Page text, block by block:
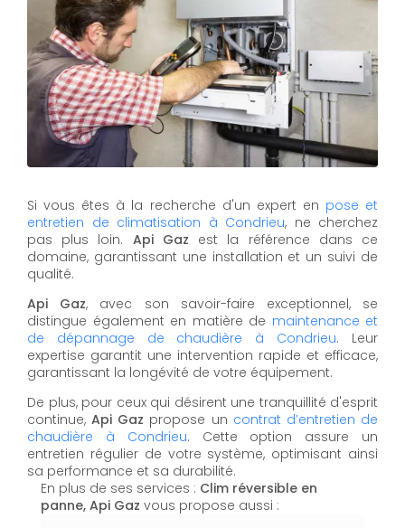
Si vous êtes à la recherche d'un expert en pose et
entretien de climatisation à Condrieu, ne cherchez
pas plus loin. Api Gaz est la référence dans ce
domaine, garantissant une installation et un suivi de
qualité.
Api Gaz, avec son savoir-faire exceptionnel, se
distingue également en matière de maintenance et
de dépannage de chaudière à Condrieu. Leur
expertise garantit une intervention rapide et efficace,
garantissant la longévité de votre équipement.
De plus, pour ceux qui désirent une tranquillité d'esprit
continue,Api Gaz propose un contrat d’entretien de
chaudière à Condrieu. Cette option assure un
entretien régulier de votre système, optimisant ainsi
sa performance et sa durabilité.
En plus de ses services : Clim réversible en
panne, Api Gaz vous propose aussi :